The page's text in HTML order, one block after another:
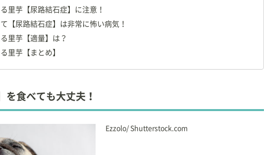
◆帝京科学大学 非常勤講師
大学卒業後、小動物臨床に従事。
現在は、獣医療・教育関連のコンサルタントとしての活動。ペットの栄養に関
自宅で９頭の猫と暮らす愛猫家。
里芋【尿路結石症】に注意！
【尿路結石症】は非常に怖い病気！
里芋【適量】は？
里芋【まとめ】
を食べても大丈夫！
Ezzolo/ Shutterstock.com